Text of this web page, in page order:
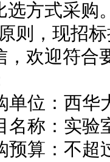
选方式采购
则，现招
，欢迎符合
单位：西华
名称：实验
预算：不超